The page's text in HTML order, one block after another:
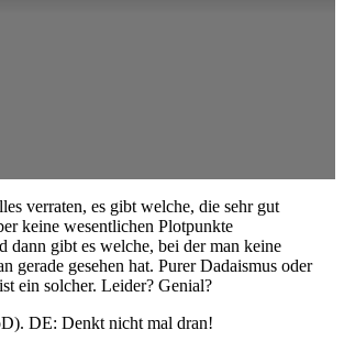
verraten, es gibt welche, die sehr gut
keine wesentlichen Plotpunkte
dann gibt es welche, bei der man keine
gerade gesehen hat. Purer Dadaismus oder
ein solcher. Leider? Genial?
DE: Denkt nicht mal dran!